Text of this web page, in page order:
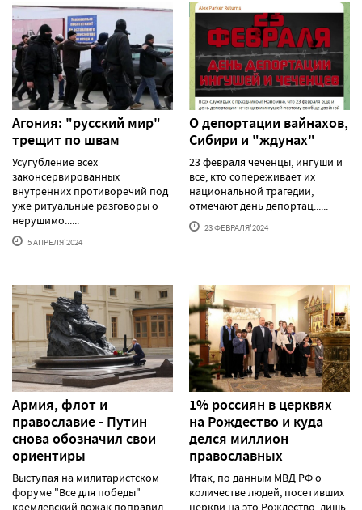
Агония: "русский мир"
трещит по швам
Усугубление всех
законсервированных
внутренних противоречий под
уже ритуальные разговоры о
нерушимо......
5 АПРЕЛЯ'2024
О депортации вайнахов,
Сибири и "ждунах"
23 февраля чеченцы, ингуши и
все, кто сопереживает их
национальной трагедии,
отмечают день депортац......
23 ФЕВРАЛЯ'2024
Армия, флот и
православие - Путин
снова обозначил свои
ориентиры
Выступая на милитаристском
форуме "Все для победы"
кремлевский вожак поправил
1% россиян в церквях
на Рождество и куда
делся миллион
православных
Итак, по данным МВД РФ о
количестве людей, посетивших
церкви на это Рождество, лишь